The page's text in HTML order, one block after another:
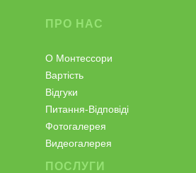
ПРО НАС
О Монтессори
Вартість
Відгуки
Питання-Відповіді
Фотогалерея
Видеогалерея
ПОСЛУГИ